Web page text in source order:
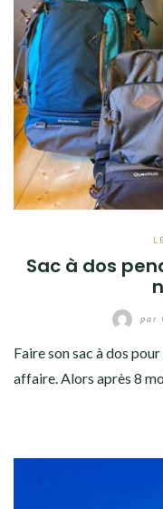
Sac à dos
par
Faire son sac à dos
affaire. Alors après 8